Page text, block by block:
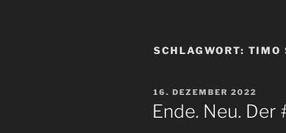
SCHLAGWORT: TIMO
VERÖFFENTLICHT
AM
16. DEZEMBER 2022
Ende. Neu. Der